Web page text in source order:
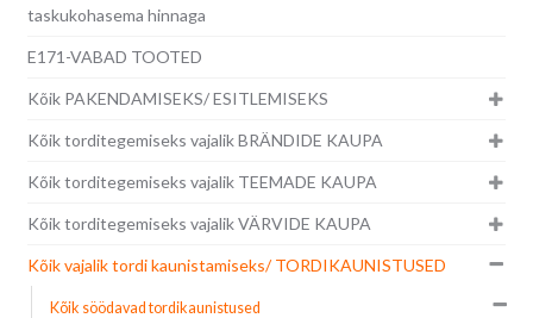
taskukohasema hinnaga
E171-VABAD TOOTED
Kõik PAKENDAMISEKS/ ESITLEMISEKS
Kõik torditegemiseks vajalik BRÄNDIDE KAUPA
Kõik torditegemiseks vajalik TEEMADE KAUPA
Kõik torditegemiseks vajalik VÄRVIDE KAUPA
Kõik vajalik tordi kaunistamiseks/ TORDIKAUNISTUSED
Kõik söödavad tordikaunistused